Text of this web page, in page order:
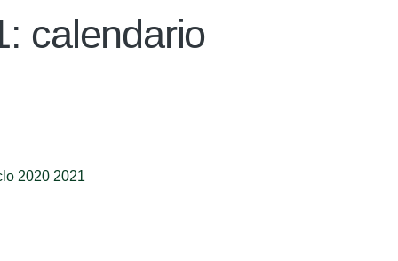
calendario
2020 2021